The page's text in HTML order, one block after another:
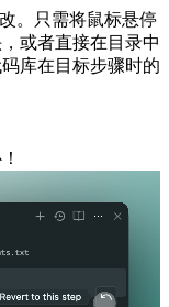
。只需将鼠标悬停
或者直接在目录中
库在目标步骤时的